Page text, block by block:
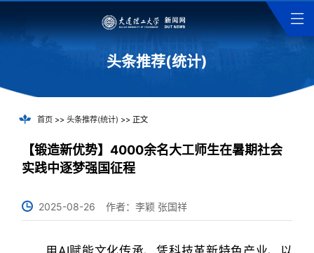
头条推荐(统计)
首页>> 头条推荐(统计) >> 正文
【锻造新优势】4000余名大工师生在暑期社会
实践中逐梦强国征程
2025-08-26 作者：李颖 张国祥